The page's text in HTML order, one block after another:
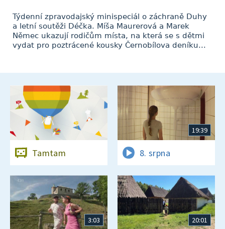
Týdenní zpravodajský minispeciál o záchraně Duhy
a letní soutěži Déčka. Míša Maurerová a Marek
Němec ukazují rodičům místa, na která se s dětmi
vydat pro poztrácené kousky Černobílova deníku...
Tamtam
19:39
8. srpna
3:03 20:01